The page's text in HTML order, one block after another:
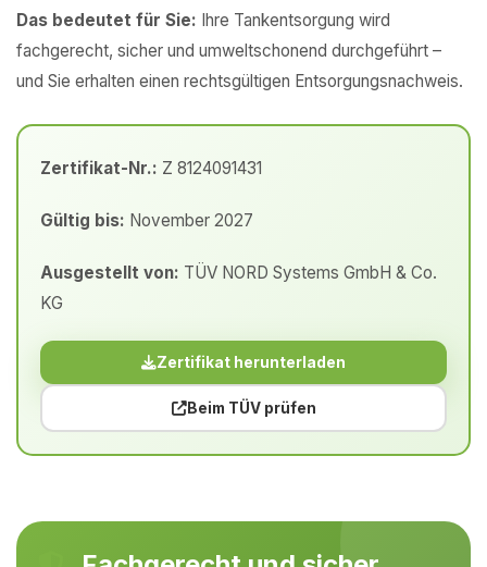
Das bedeutet für Sie: Ihre Tankentsorgung wird
fachgerecht, sicher und umweltschonend durchgeführt –
und Sie erhalten einen rechtsgültigen Entsorgungsnachweis.
Zertifikat-Nr.: Z 8124091431
Gültig bis: November 2027
Ausgestellt von: TÜV NORD Systems GmbH & Co.
KG
Zertifikat herunterladen
Beim TÜV prüfen